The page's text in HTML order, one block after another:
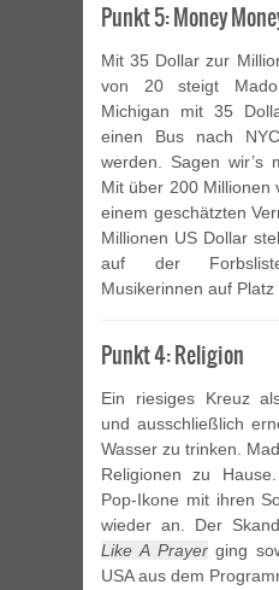
Punkt 5: Money
Mit 35 Dollar zur
von 20 steigt
Michigan mit 35
einen Bus nach
werden. Sagen wir’s
Mit über 200 Millionen
einem geschätzten
Millionen US Dollar
auf der
Musikerinnen auf Platz
Punkt 4: Religion
Ein riesiges Kreuz
und ausschließlich
Wasser zu trinken.
Religionen zu
Pop-Ikone mit ihren
wieder an. Der
Like A Prayerging
USA aus dem